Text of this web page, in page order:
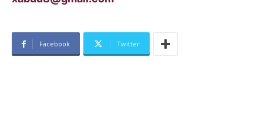
Facebook Twitter